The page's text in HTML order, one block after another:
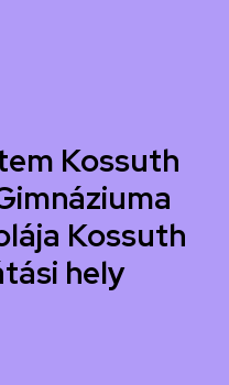
Kossuth
Kossuth
hely